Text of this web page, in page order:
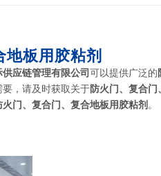
地板用胶粘剂
应链管理有限公司 可以提供广泛的
，请及时获取关于防火门、复合门
火门、复合门、复合地板用胶粘剂 。